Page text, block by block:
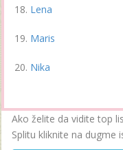
Lena
Maris
Nika
Ako želite da vidite top
Splitu kliknite na dugme